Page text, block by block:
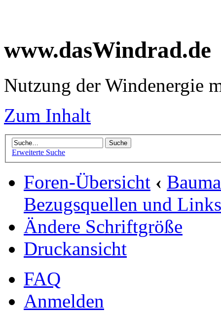
www.dasWindrad.de
Nutzung der Windenergie
Zum Inhalt
Erweiterte Suche
Foren-Übersicht ‹
Bezugsquellen und Links
Ändere Schriftgröße
Druckansicht
FAQ
Anmelden